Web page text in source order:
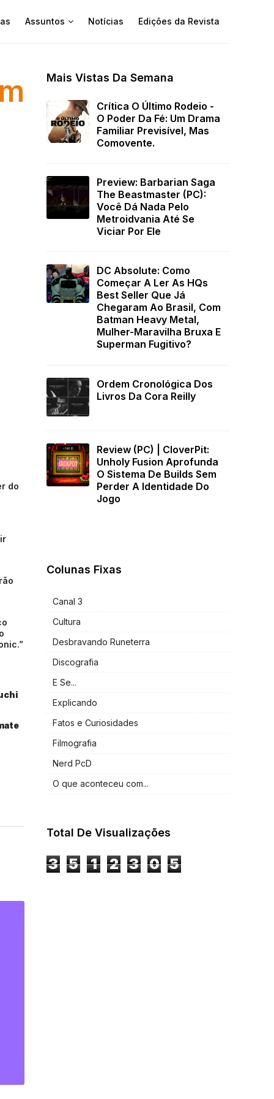
Assuntos Notícias Edições da Revista
do
Mais Vistas Da Semana
Crítica O Último Rodeio -
O Poder Da Fé: Um Drama
Familiar Previsível, Mas
Comovente.
Preview: Barbarian Saga
The Beastmaster (PC):
Você Dá Nada Pelo
Metroidvania Até Se
Viciar Por Ele
DC Absolute: Como
Começar A Ler As HQs
Best Seller Que Já
Chegaram Ao Brasil, Com
Batman Heavy Metal,
Mulher-Maravilha Bruxa E
Superman Fugitivo?
Ordem Cronológica Dos
Livros Da Cora Reilly
Review (PC) | CloverPit:
Unholy Fusion Aprofunda
O Sistema De Builds Sem
Perder A Identidade Do
Jogo
Colunas Fixas
Canal 3
Cultura
Desbravando Runeterra
Discografia
E Se...
Explicando
Fatos e Curiosidades
Filmografia
Nerd PcD
O que aconteceu com...
Total De Visualizações
3 5 1 2 3 0 5